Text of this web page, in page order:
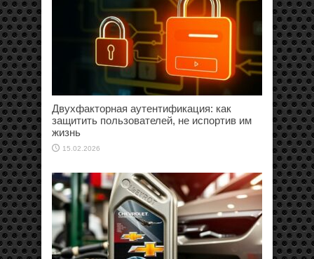
Двухфакторная аутентификация: как
защитить пользователей, не испортив им
жизнь
15.02.2026